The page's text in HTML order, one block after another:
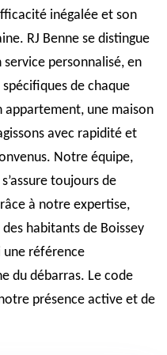
inégalée et son
RJ Benne se distingue
personnalisé, en
de chaque
appartement, une maison
avec rapidité et
Notre équipe,
toujours de
à notre expertise,
habitants de Boissey
une référence
du débarras. Le code
présence active et de